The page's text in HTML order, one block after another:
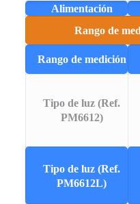
Alimentación
Rango de
Rango de medición
Tipo de luz (Ref.
PM6612)
Tipo de luz (Ref.
PM6612L)